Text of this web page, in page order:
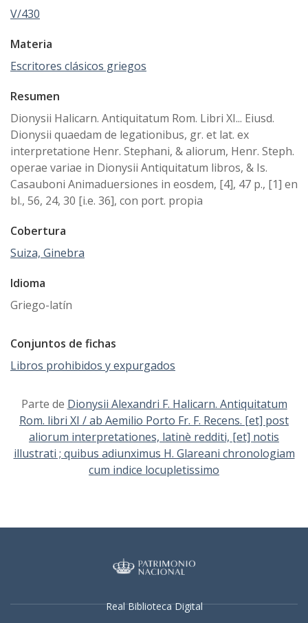
V/430
Materia
Escritores clásicos griegos
Resumen
Dionysii Halicarn. Antiquitatum Rom. Libri XI... Eiusd.
Dionysii quaedam de legationibus, gr. et lat. ex
interpretatione Henr. Stephani, & aliorum, Henr. Steph.
operae variae in Dionysii Antiquitatum libros, & Is.
Casauboni Animaduersiones in eosdem, [4], 47 p., [1] en
bl., 56, 24, 30 [i.e. 36], con port. propia
Cobertura
Suiza, Ginebra
Idioma
Griego-latín
Conjuntos de fichas
Libros prohibidos y expurgados
Parte de Dionysii Alexandri F. Halicarn. Antiquitatum
Rom. libri XI / ab Aemilio Porto Fr. F. Recens. [et] post
aliorum interpretationes, latinè redditi, [et] notis
illustrati ; quibus adiunximus H. Glareani chronologiam
cum indice locupletissimo
Real Biblioteca Digital